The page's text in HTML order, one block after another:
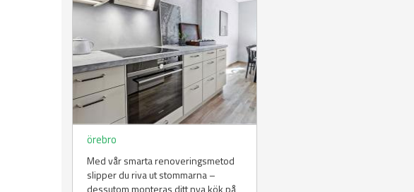
örebro
Med vår smarta renoveringsmetod
slipper du riva ut stommarna –
dessutom monteras ditt nya kök på